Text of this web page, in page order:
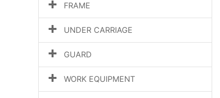
FRAME
UNDER CARRIAGE
GUARD
WORK EQUIPMENT